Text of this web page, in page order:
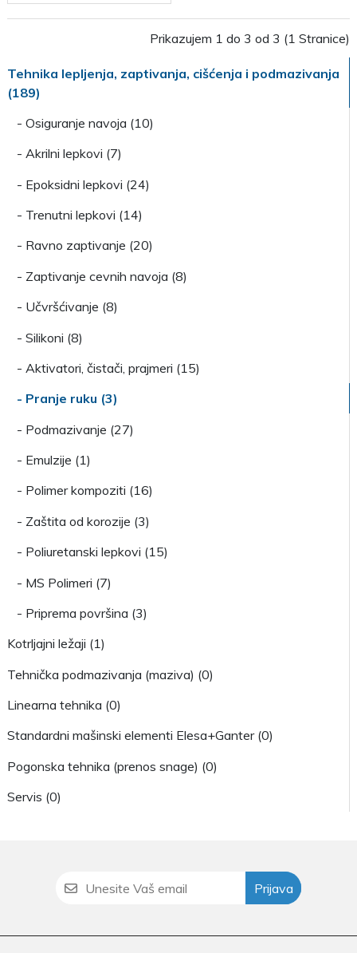
Tehnika lepljenja, zaptivanja, cišćenja i podmazivanja
(189)
- Osiguranje navoja (10)
- Akrilni lepkovi (7)
- Epoksidni lepkovi (24)
- Trenutni lepkovi (14)
- Ravno zaptivanje (20)
- Zaptivanje cevnih navoja (8)
- Učvršćivanje (8)
- Silikoni (8)
- Aktivatori, čistači, prajmeri (15)
- Pranje ruku (3)
- Podmazivanje (27)
- Emulzije (1)
- Polimer kompoziti (16)
- Zaštita od korozije (3)
- Poliuretanski lepkovi (15)
- MS Polimeri (7)
- Priprema površina (3)
Kotrljajni ležaji (1)
Tehnička podmazivanja (maziva) (0)
Linearna tehnika (0)
Standardni mašinski elementi Elesa+Ganter (0)
Pogonska tehnika (prenos snage) (0)
Servis (0)
Prikazujem 1 do 3 od 3 (1 Stranice)
Prijava